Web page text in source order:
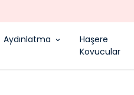
Aydınlatma
Haşere
Kovucular